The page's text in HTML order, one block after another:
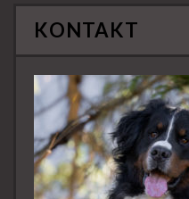
KONTAKT